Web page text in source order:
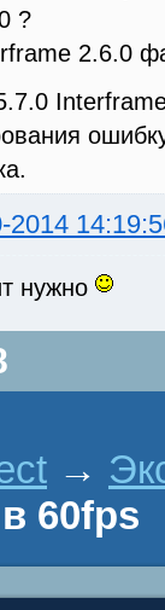
?
2.6.0
2014
нужно
→
60fps